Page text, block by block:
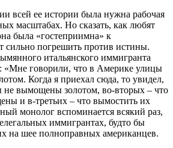
всей ее истории была нужна рабочая
масштабах. Но сказать, как любят
была «гостеприимна» к
сильно погрешить против истины.
итальянского иммигранта
«Мне говорили, что в Америке улицы
Когда я приехал сюда, то увидел,
не вымощены золотом, во-вторых – что
и в-третьих – что вымостить их
монолог вспоминается всякий раз,
иммигрантах, будто бы
на шее полноправных американцев.